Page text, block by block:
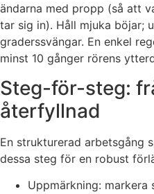
ändarna med propp (så att
tar sig in). Håll mjuka böjar;
graderssvängar. En enkel
minst 10 gånger rörens
Steg-för-steg:
återfyllnad
En strukturerad arbetsgång
dessa steg för en robust
Uppmärkning: markera